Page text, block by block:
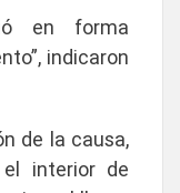
en forma
, indicaron
de la causa,
interior de